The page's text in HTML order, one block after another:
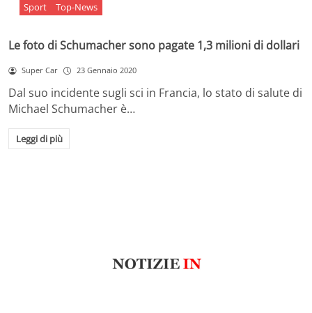
Sport Top-News
Le foto di Schumacher sono pagate 1,3 milioni di dollari
Super Car 23 Gennaio 2020
Dal suo incidente sugli sci in Francia, lo stato di salute di
Michael Schumacher è…
Leggi di più